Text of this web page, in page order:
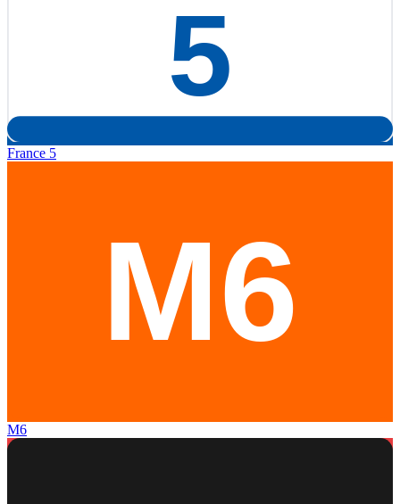
France 5
M6